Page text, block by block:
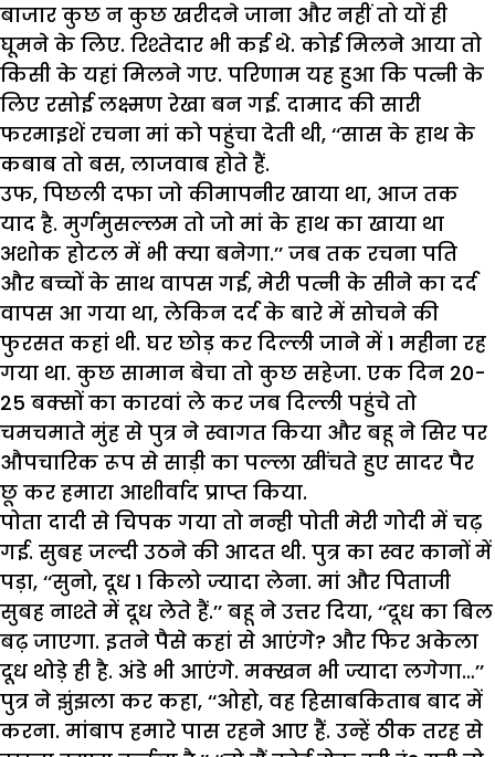
बाजार कुछ न कुछ खरीदने जाना और नहीं तो यों ही
घूमने के लिए. रिश्तेदार भी कई थे. कोई मिलने आया तो
किसी के यहां मिलने गए. परिणाम यह हुआ कि पत्नी के
लिए रसोई लक्ष्मण रेखा बन गई. दामाद की सारी
फरमाइशें रचना मां को पहुंचा देती थी, ‘‘सास के हाथ के
कबाब तो बस, लाजवाब होते हैं.
उफ, पिछली दफा जो कीमापनीर खाया था, आज तक
याद है. मुर्गमुसल्लम तो जो मां के हाथ का खाया था
अशोक होटल में भी क्या बनेगा.’’ जब तक रचना पति
और बच्चों के साथ वापस गई, मेरी पत्नी के सीने का दर्द
वापस आ गया था, लेकिन दर्द के बारे में सोचने की
फुरसत कहां थी. घर छोड़ कर दिल्ली जाने में 1 महीना रह
गया था. कुछ सामान बेचा तो कुछ सहेजा. एक दिन 20-
25 बक्सों का कारवां ले कर जब दिल्ली पहुंचे तो
चमचमाते मुंह से पुत्र ने स्वागत किया और बहू ने सिर पर
औपचारिक रूप से साड़ी का पल्ला खींचते हुए सादर पैर
छू कर हमारा आशीर्वाद प्राप्त किया.
पोता दादी से चिपक गया तो नन्ही पोती मेरी गोदी में चढ़
गई. सुबह जल्दी उठने की आदत थी. पुत्र का स्वर कानों में
पड़ा, ‘‘सुनो, दूध 1 किलो ज्यादा लेना. मां और पिताजी
सुबह नाश्ते में दूध लेते हैं.’’ बहू ने उत्तर दिया, ‘‘दूध का बिल
बढ़ जाएगा. इतने पैसे कहां से आएंगे? और फिर अकेला
दूध थोड़े ही है. अंडे भी आएंगे. मक्खन भी ज्यादा लगेगा…’’
पुत्र ने झुंझला कर कहा, ‘‘ओहो, वह हिसाबकिताब बाद में
करना. मांबाप हमारे पास रहने आए हैं. उन्हें ठीक तरह से